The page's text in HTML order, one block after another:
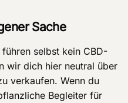
Sache
selbst kein CBD-
wir dich hier neutral über
verkaufen. Wenn du
Begleiter für